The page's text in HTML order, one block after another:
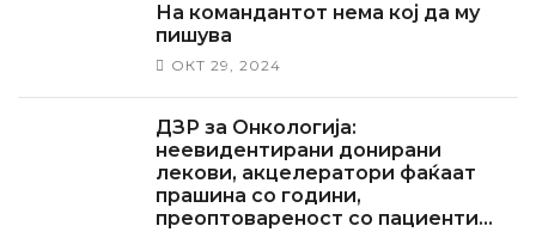
На командантот нема кој да му
пишува
ОКТ 29, 2024
ДЗР за Онкологија:
неевидентирани донирани
лекови, акцелератори фаќаат
прашина со години,
преоптовареност со пациенти…